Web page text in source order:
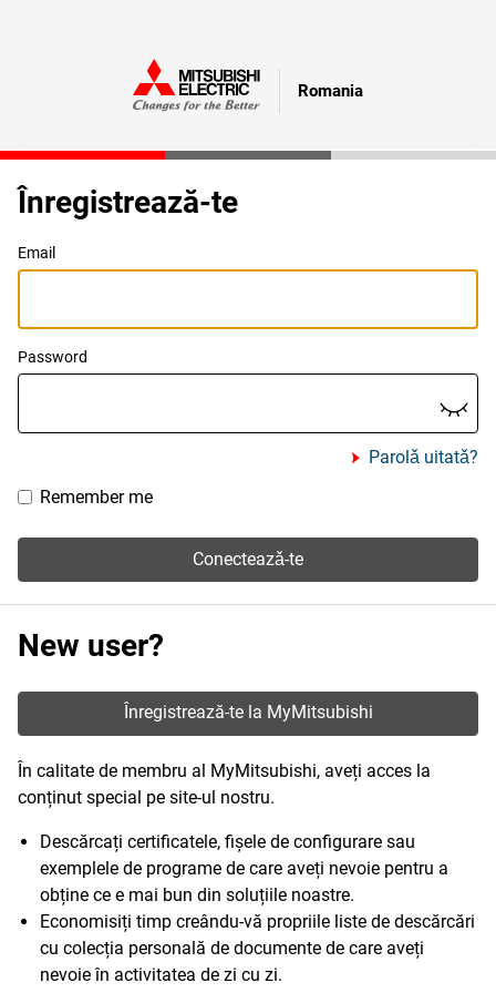
Romania
Înregistrează-te
Email
Password
Parolǎ uitatǎ?
Remember me
Conecteazǎ-te
New user?
Înregistrează-te la MyMitsubishi
În calitate de membru al MyMitsubishi, aveți acces la
conținut special pe site-ul nostru.
Descărcați certificatele, fișele de configurare sau
exemplele de programe de care aveți nevoie pentru a
obține ce e mai bun din soluțiile noastre.
Economisiți timp creându-vă propriile liste de descărcări
cu colecția personală de documente de care aveți
nevoie în activitatea de zi cu zi.